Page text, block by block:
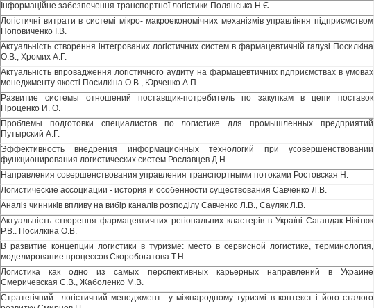
Інформаційне забезпечення транспортної логістики Полянська Н.Є.
Логістичні витрати в системі мікро- макроекономічних механізмів управління підприємством
Поповиченко І.В.
Актуальність створення інтегрованих логістичних систем в фармацевтичній галузі Посилкіна
О.В., Хромих А.Г.
Актуальність впровадження логістичного аудиту на фармацевтичних пдприємствах в умовах
менеджменту якості Посилкіна О.В., Юрченко А.П.
Развитие системы отношений поставщик-потребитель по закупкам в цепи поставок
Проценко И. О.
Проблемы подготовки специалистов по логистике для промышленных предприятий
Путырский А.Г.
Эффективность внедрения информационных технологий при усовершенствовании
функционирования логистических систем Рославцев Д.Н.
Направления совершенствования управления транспортными потоками Ростовская Н.
Логистические ассоциации - история и особенности существования Савченко Л.В.
Аналіз чинників впливу на вибір каналів розподілу Савченко Л.В., Сауляк Л.В.
Актуальність створення фармацевтичних регіональних кластерів в Україні Сагандак-Нікітюк
Р.В.. Посилкіна О.В.
В развитие концепции логистики в туризме: место в сервисной логистике, терминология,
моделирование процессов Скоробогатова Т.Н.
Логистика как одно из самых перспективных карьерных направлений в Украине
Смеричевская С.В., Жаболенко М.В.
Стратегічний логістичний менеджмент у міжнародному туризмі в контекст і його сталого